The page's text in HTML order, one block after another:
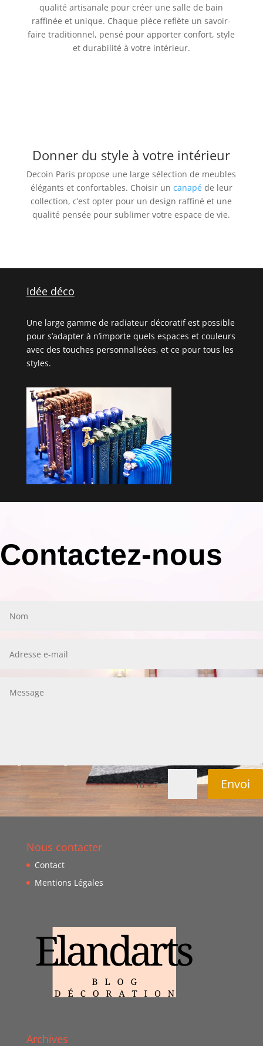
qualité artisanale pour créer une salle de bain
raffinée et unique. Chaque pièce reflète un savoir-
faire traditionnel, pensé pour apporter confort, style
et durabilité à votre intérieur.
Donner du style à votre intérieur
Decoin Paris propose une large sélection de meubles
élégants et confortables. Choisir un canapéde leur
collection, c’est opter pour un design raffiné et une
qualité pensée pour sublimer votre espace de vie.
Idée déco
Une large gamme de radiateur décoratif est possible
pour s’adapter à n’importe quels espaces et couleurs
avec des touches personnalisées, et ce pour tous les
styles.
Contactez-nous
10 + 7= Envoi
Nous contacter
Contact
Mentions Légales
Archives